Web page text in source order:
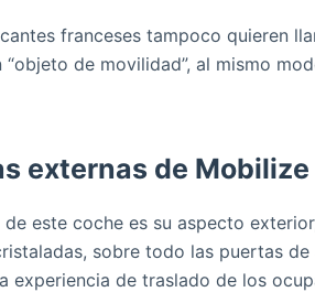
franceses tampoco quieren
de movilidad”, al mismo
externas de Mobilize
este coche es su aspecto
sobre todo las puertas
experiencia de traslado de los